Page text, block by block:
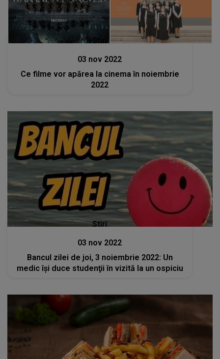
Stiri
03 nov 2022
Ce filme vor apărea la cinema în noiembrie
2022
Stiri
03 nov 2022
Bancul zilei de joi, 3 noiembrie 2022: Un
medic îşi duce studenţii în vizită la un ospiciu